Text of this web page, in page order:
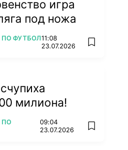
игра
под ножа
ПО ФУТБОЛ11:08
23.07.2026
add
милиона!
ПО
09:04
23.07.2026
add